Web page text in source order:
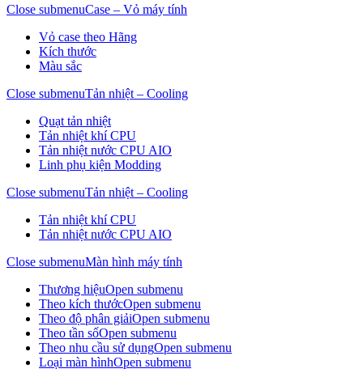
Close submenuCase – Vỏ máy tính
Vỏ case theo Hãng
Kích thước
Màu sắc
Close submenuTản nhiệt – Cooling
Quạt tản nhiệt
Tản nhiệt khí CPU
Tản nhiệt nước CPU AIO
Linh phụ kiện Modding
Close submenuTản nhiệt – Cooling
Tản nhiệt khí CPU
Tản nhiệt nước CPU AIO
Close submenuMàn hình máy tính
Thương hiệuOpen submenu
Theo kích thướcOpen submenu
Theo độ phân giảiOpen submenu
Theo tần sốOpen submenu
Theo nhu cầu sử dụngOpen submenu
Loại màn hìnhOpen submenu